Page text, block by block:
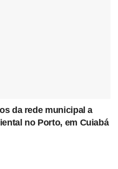
da rede municipal a
no Porto, em Cuiabá